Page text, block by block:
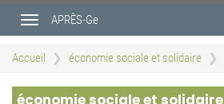
contenu
Toggle
navigation
APRÈS-Ge
Accueil économie sociale et solidaire
économie sociale et solidaire